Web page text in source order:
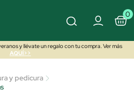
0
y llévate un regalo con tu compra. Ver más
AQUÍ>>
y pedicura